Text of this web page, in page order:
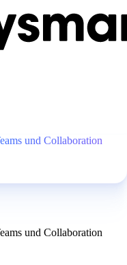
und Collaboration
und Collaboration